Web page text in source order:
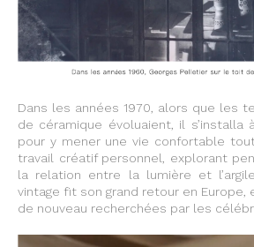
Dans les années 1970, alors que les
de céramique évoluaient, il s’installa
pour y mener une vie confortable
travail créatif personnel, explorant
la relation entre la lumière et
vintage fit son grand retour en
de nouveau recherchées par les